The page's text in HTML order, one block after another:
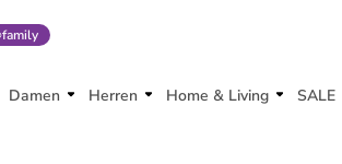
family
Damen Herren Home & Living SALE